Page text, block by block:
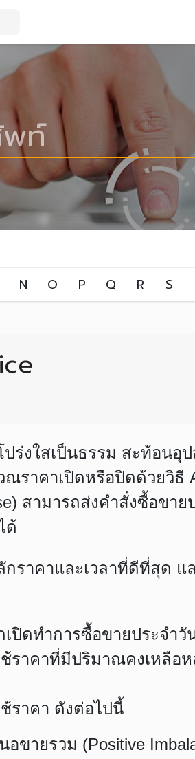
N O P Q R S
ร่งใสเป็นธรรม สะท้อนอุ
าคาเปิดหรือปิดด้วยวิธี
สามารถส่งคำสั่งซื้อขาย
ด้
ราคาและเวลาที่ดีที่สุด
ปิดทำการซื้อขายประจำวั
ราคาที่มีปริมาณคงเหลือ
ราคา ดังต่อไปนี้
ขายรวม (Positive